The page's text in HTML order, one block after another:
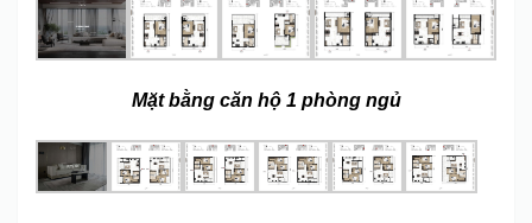
Mặt bằng căn hộ 1 phòng ngủ